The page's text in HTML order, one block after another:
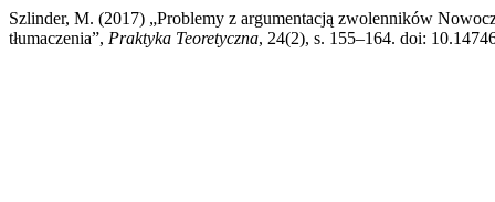
Szlinder, M. (2017) „Problemy z argumentacją zwolenników
tłumaczenia”, Praktyka Teoretyczna, 24(2), s. 155–164. doi: